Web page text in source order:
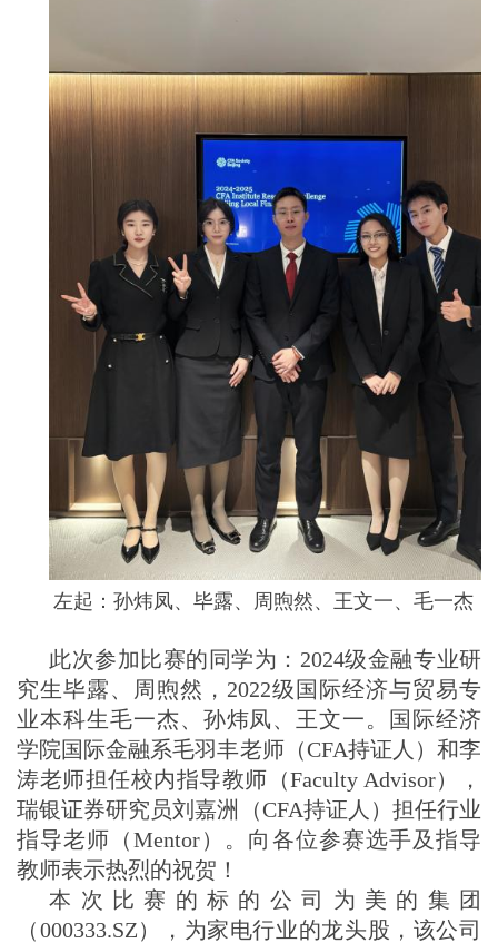
左起：孙炜凤、毕露、周煦然、王文一、毛一杰
此次参加比赛的同学为： 2024级金融专业研
究生毕露、周煦然， 2022级国际经济与贸易专
业本科生毛一杰、孙炜凤、王文一。国际经济
学院国际金融系毛羽丰老师（CFA持证人）和李
涛老师担任校内指导教师（Faculty Advisor），
瑞银证券研究员刘嘉洲（CFA持证人）担任行业
指导老师（Mentor）。向各位参赛选手及指导
教师表示热烈的祝贺！
本次比赛的标的公司为美的集团
（000333.SZ），为家电行业的龙头股，该公司